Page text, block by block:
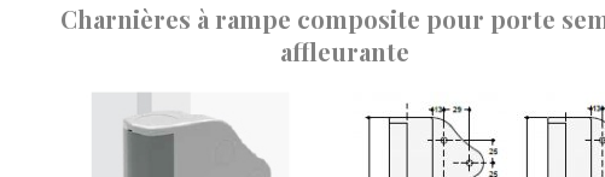
Charnières à rampe composite pour porte
affleurante